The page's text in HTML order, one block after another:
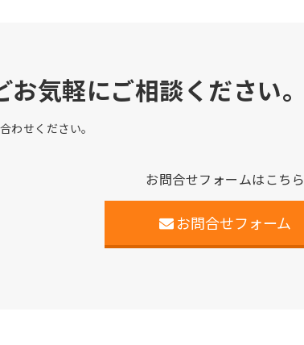
気軽にご相談ください。
わせください。
お問合せフォームはこちら
お問合せフォーム